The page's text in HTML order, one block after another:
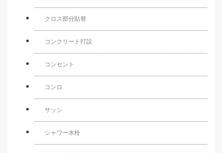
クロス部分貼替
コンクリート打設
コンセント
コンロ
サッシ
シャワー水栓